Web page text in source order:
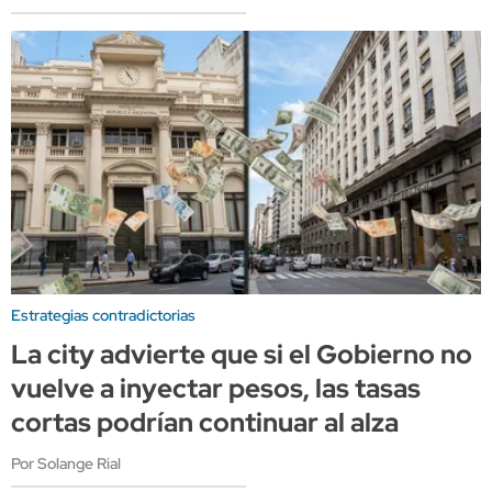
Estrategias contradictorias
La city advierte que si el Gobierno no
vuelve a inyectar pesos, las tasas
cortas podrían continuar al alza
Por Solange Rial